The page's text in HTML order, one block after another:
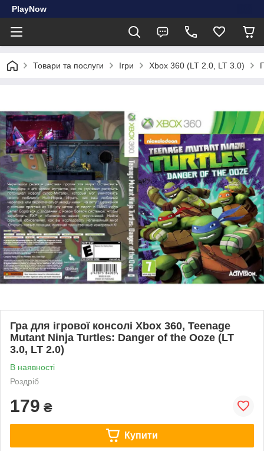
PlayNow
Товари та послуги Ігри Xbox 360 (LT 2.0, LT 3.0)
Гра для ігрової консолі Xbox 360, Teenage
Mutant Ninja Turtles: Danger of the Ooze (LT
3.0, LT 2.0)
В наявності
Роздріб
179 ₴
Купити